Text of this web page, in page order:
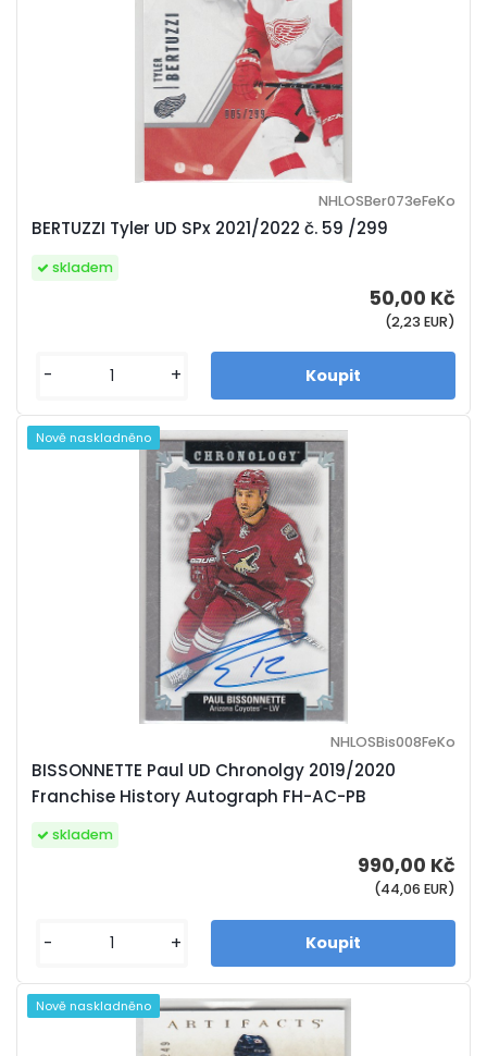
BERTUZZI Tyler UD SPx 2021/2022 č. 59 /299
NHLOSBer073eFeKo
50,00 Kč
(2,23 EUR)
skladem
- +
BISSONNETTE Paul UD Chronolgy 2019/2020
Franchise History Autograph FH-AC-PB
NHLOSBis008FeKo
990,00 Kč
(44,06 EUR)
skladem
- +
Nově naskladněno
Nově naskladněno